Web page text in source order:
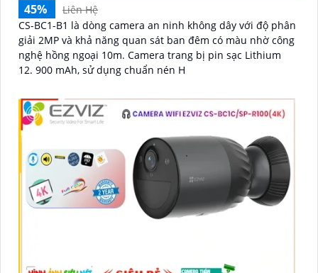
45%
Liên Hệ
CS-BC1-B1 là dòng camera an ninh không dây với độ phân
giải 2MP và khả năng quan sát ban đêm có màu nhờ công
nghệ hồng ngoại 10m. Camera trang bị pin sạc Lithium
12. 900 mAh, sử dụng chuẩn nén H